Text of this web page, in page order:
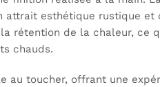
attrait esthétique rustique et
rétention de la chaleur, ce
chauds.
au toucher, offrant une